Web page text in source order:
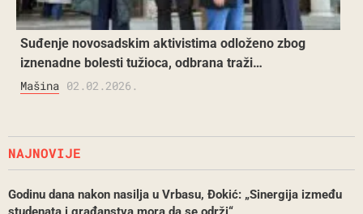
Suđenje novosadskim aktivistima odloženo zbog
iznenadne bolesti tužioca, odbrana traži…
Mašina 02.02.2026.
NAJNOVIJE
Godinu dana nakon nasilja u Vrbasu, Đokić: „Sinergija između